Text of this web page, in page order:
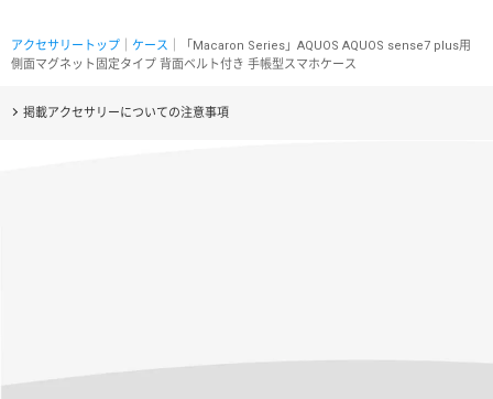
アクセサリートップ ケース ｜「Macaron Series」AQUOS AQUOS sense7 plus用
側面マグネット固定タイプ 背面ベルト付き 手帳型スマホケース
掲載アクセサリーについての注意事項